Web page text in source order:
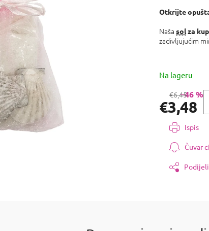
€6,45–46 %
€3,48
Izmjeri
cijenu:
Na lageru
Otkrijte
Naša solza
zadivljujućim
Ispis
Čuvar
Podijeli